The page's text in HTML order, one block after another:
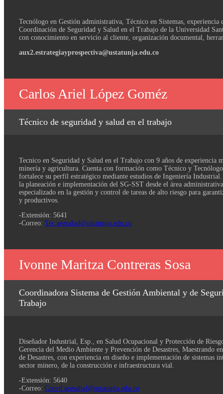
Tecnólogo en Gestión administrativa, Técnico en Sistemas, experiencia
Coordinación de Seguridad y Salud en el Trabajo de la Universidad
con conocimiento en servicio al cliente, organización documental,
aux2.estrategiayprospectiva@ustatunja.edu.co
Carlos Ariel López Goméz
Técnico de seguridad y salud en el trabajo
Tecnico en Seguridad y Salud en el Trabajo con 9 años de experiencia
minería y agricultura. Cuenta con formación como Técnico y
fortalece su perfil estratégico mediante estudios de Ingeniería
la planeación e implementación del SG-SST desde el área
especializado en la gestión y control de tareas de alto riesgo para
y productivos.
-Extensión: 5641
-Correo: Tec.segsalud@ustatunja.edu.co
Ivonne Maritza Contreras Sosa
Coordinadora Sistema de Gestión Ambiental y de
Trabajo
Diseñador Industrial, Esp., en Salud Ocupacional y Protección de
Gerencia del Medio Ambiente y Prevención de Desastres, Maestrando
de Desastres, con experiencia en diseño e implementación de sistemas
sector minero, de la construcción e infraestructura vial.
-Extensión: 5640
-Correo: Coord.segsalud@ustatunja.edu.co